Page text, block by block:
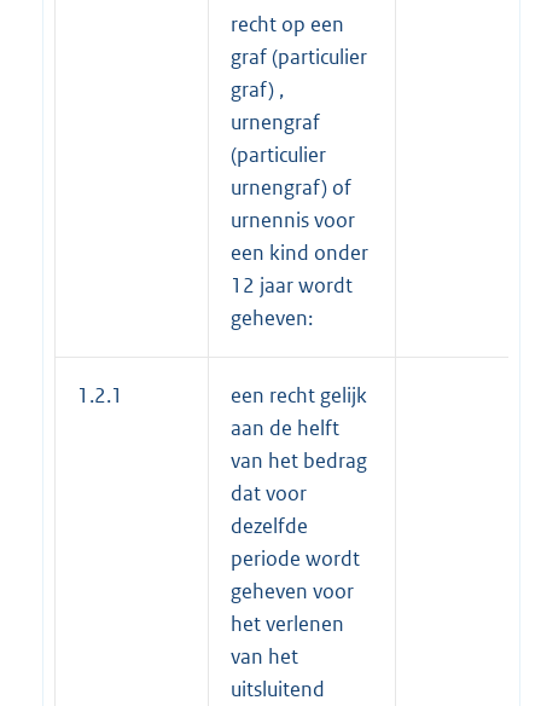
recht op een
graf (particulier
graf) ,
urnengraf
(particulier
urnengraf) of
urnennis voor
een kind onder
12 jaar wordt
geheven:
1.2.1
een recht gelijk
aan de helft
van het bedrag
dat voor
dezelfde
periode wordt
geheven voor
het verlenen
van het
uitsluitend